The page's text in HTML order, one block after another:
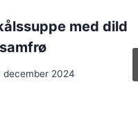
med dild
december 2024